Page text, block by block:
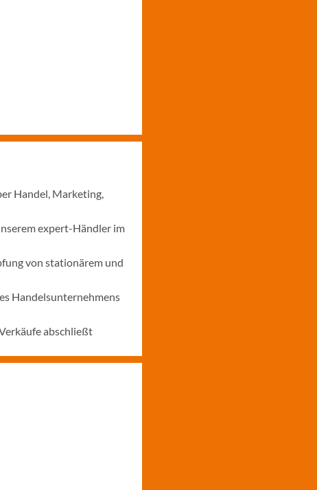
Handel, Marketing,
expert-Händler im
von stationärem und
Handelsunternehmens
abschließt